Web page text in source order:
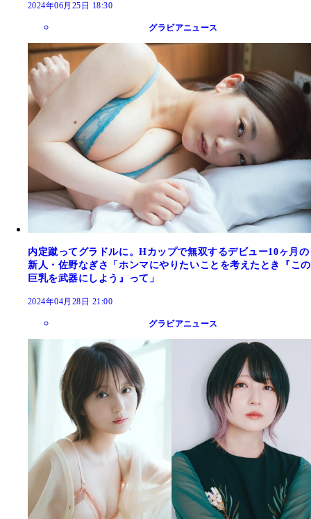
2024年06月25日 18:30
グラビアニュース
内定蹴ってグラドルに。Hカップで無双するデビュー10ヶ月の
新人・佐野なぎさ「ホンマにやりたいことを考えたとき『この
巨乳を武器にしよう』って」
2024年04月28日 21:00
グラビアニュース